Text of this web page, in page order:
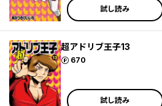
試し読み
超アドリブ王子13
670
ポイント
試し読み